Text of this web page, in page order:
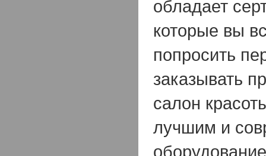
обладает
которые вы
попросить
заказывать
салон
лучшим и